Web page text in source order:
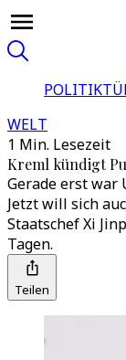
POLITIK
WELT
1 Min. Lesezeit
Kreml kündigt
Gerade erst war
Jetzt will sich
Staatschef Xi
Tagen.
Teilen